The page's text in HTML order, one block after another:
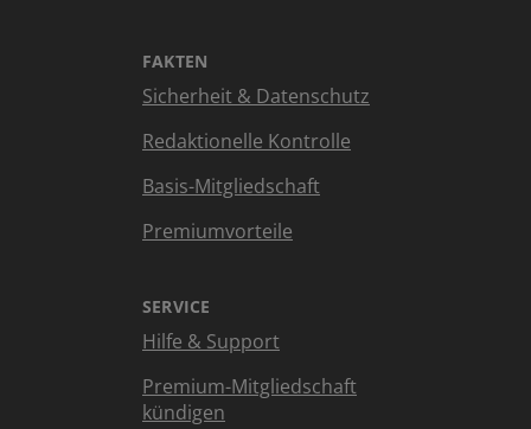
FAKTEN
Sicherheit & Datenschutz
Redaktionelle Kontrolle
Basis-Mitgliedschaft
Premiumvorteile
SERVICE
Hilfe & Support
Premium-Mitgliedschaft
kündigen